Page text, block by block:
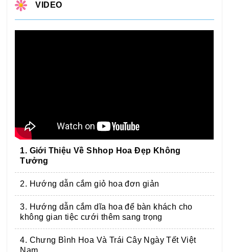
VIDEO
1. Giới Thiệu Về Shhop Hoa Đẹp Không
Tưởng
2. Hướng dẫn cắm giỏ hoa đơn giản
3. Hướng dẫn cắm dĩa hoa để bàn khách cho
không gian tiệc cưới thêm sang trọng
4. Chưng Bình Hoa Và Trái Cây Ngày Tết Việt
Nam